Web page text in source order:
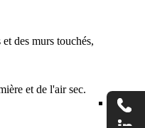
des murs touchés,
et de l'air sec.